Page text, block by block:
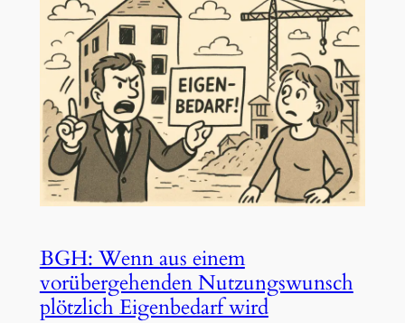
BGH: Wenn aus einem
vorübergehenden Nutzungswunsch
plötzlich Eigenbedarf wird